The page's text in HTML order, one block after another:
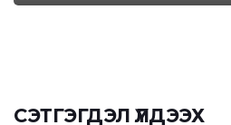
СЭТГЭГДЭЛ ҮЛДЭЭХ